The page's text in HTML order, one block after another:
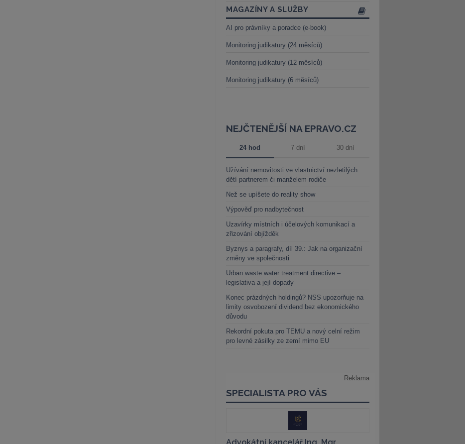
MAGAZÍNY A SLUŽBY
AI pro právníky a poradce (e-book)
Monitoring judikatury (24 měsíců)
Monitoring judikatury (12 měsíců)
Monitoring judikatury (6 měsíců)
NEJČTENĚJŠÍ NA EPRAVO.CZ
24 hod 7 dní 30 dní
Užívání nemovitosti ve vlastnictví nezletilých
dětí partnerem či manželem rodiče
Než se upíšete do reality show
Výpověď pro nadbytečnost
Uzavírky místních i účelových komunikací a
zřizování objížděk
Byznys a paragrafy, díl 39.: Jak na organizační
změny ve společnosti
Urban waste water treatment directive –
legislativa a její dopady
Konec prázdných holdingů? NSS upozorňuje na
limity osvobození dividend bez ekonomického
důvodu
Rekordní pokuta pro TEMU a nový celní režim
pro levné zásilky ze zemí mimo EU